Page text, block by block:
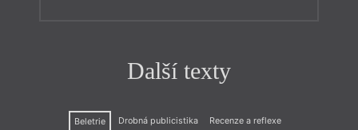
Další texty
Beletrie Drobná publicistika Recenze a reflexe